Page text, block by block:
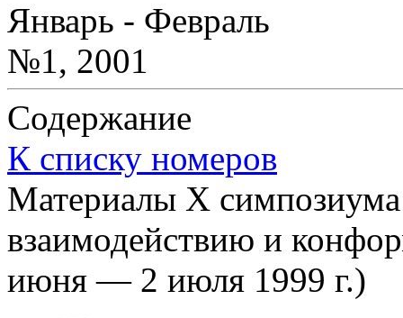
Январь - Февраль
№1, 2001
Содержание
К списку номеров
Материалы X
взаимодействию и
июня — 2 июля 1999 г.)